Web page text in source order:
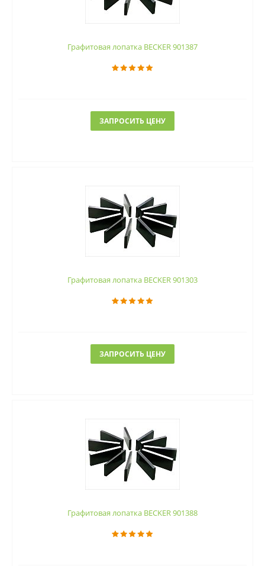
Графитовая лопатка BECKER 901387
ЗАПРОСИТЬ ЦЕНУ
Графитовая лопатка BECKER 901303
ЗАПРОСИТЬ ЦЕНУ
Графитовая лопатка BECKER 901388